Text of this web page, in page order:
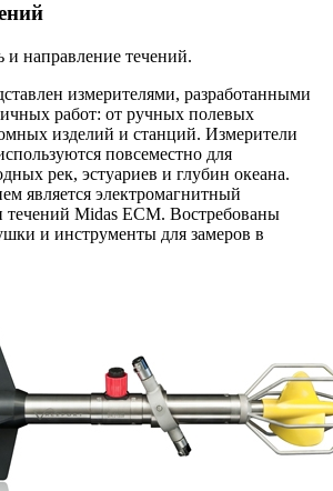
и направление течений.
измерителями, разработанными
работ: от ручных полевых
изделий и станций. Измерители
повсеместно для
рек, эстуариев и глубин океана.
является электромагнитный
течений Midas ECM. Востребованы
и инструменты для замеров в